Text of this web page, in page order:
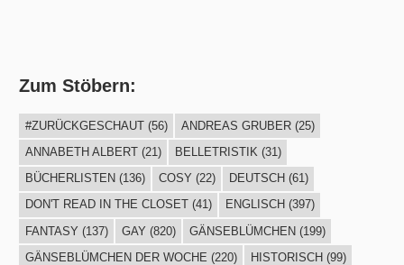
Zum Stöbern:
#ZURÜCKGESCHAUT(56) ANDREAS GRUBER(25)
ANNABETH ALBERT(21) BELLETRISTIK(31)
BÜCHERLISTEN (136) COSY (22) DEUTSCH (61)
DON'T READ IN THE CLOSET(41) ENGLISCH (397)
FANTASY (137) GAY (820) GÄNSEBLÜMCHEN(199)
GÄNSEBLÜMCHEN DER WOCHE (220) HISTORISCH (99)